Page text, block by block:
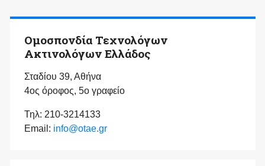
Ομοσπονδία Τεχνολόγων
Ακτινολόγων Ελλάδος
Σταδίου 39, Αθήνα
4ος όροφος, 5ο γραφείο
Τηλ: 210-3214133
Email: info@otae.gr